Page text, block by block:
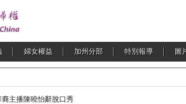
婦女權益 加州分部 特別報導 圖
主播陳曉怡辭脫口秀